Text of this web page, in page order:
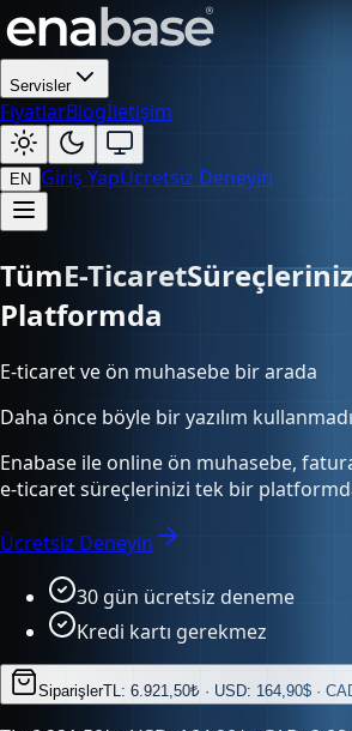
Servisler
FiyatlarBlogİletişim
EN Giriş YapÜcretsiz Deneyin
Tüm Süreçleriniz Tek
E-ticaret ve ön muhasebe bir arada
Daha önce böyle bir yazılım
Enabase ile online ön muhasebe,
e-ticaret süreçlerinizi tek bir
Ücretsiz Deneyin
30 gün ücretsiz deneme
Kredi kartı gerekmez
TL: 6.921,50₺ · USD: 164,90$ · CAD: